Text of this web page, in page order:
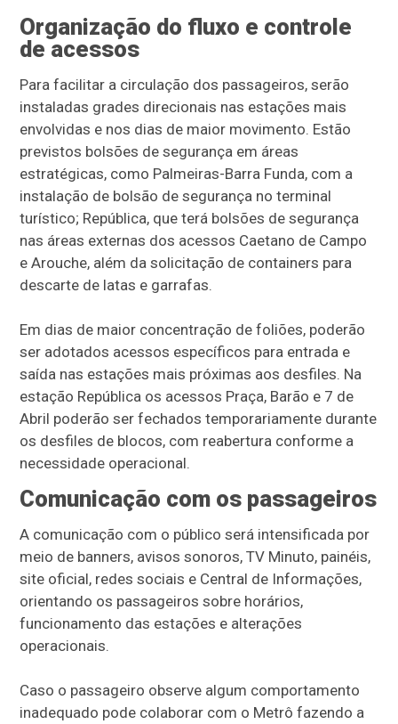
Organização do fluxo e controle
de acessos
Para facilitar a circulação dos passageiros, serão
instaladas grades direcionais nas estações mais
envolvidas e nos dias de maior movimento. Estão
previstos bolsões de segurança em áreas
estratégicas, como Palmeiras-Barra Funda, com a
instalação de bolsão de segurança no terminal
turístico; República, que terá bolsões de segurança
nas áreas externas dos acessos Caetano de Campo
e Arouche, além da solicitação de containers para
descarte de latas e garrafas.
Em dias de maior concentração de foliões, poderão
ser adotados acessos específicos para entrada e
saída nas estações mais próximas aos desfiles. Na
estação República os acessos Praça, Barão e 7 de
Abril poderão ser fechados temporariamente durante
os desfiles de blocos, com reabertura conforme a
necessidade operacional.
Comunicação com os passageiros
A comunicação com o público será intensificada por
meio de banners, avisos sonoros, TV Minuto, painéis,
site oficial, redes sociais e Central de Informações,
orientando os passageiros sobre horários,
funcionamento das estações e alterações
operacionais.
Caso o passageiro observe algum comportamento
inadequado pode colaborar com o Metrô fazendo a